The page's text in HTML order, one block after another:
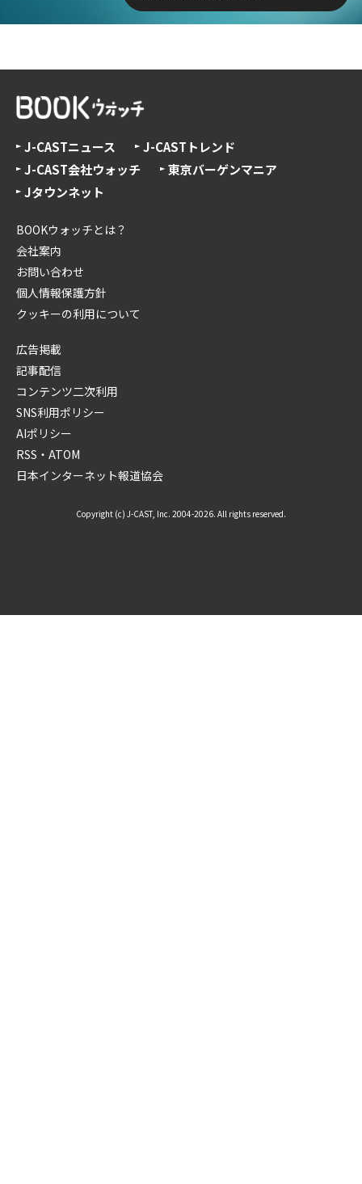
J-CASTニュース
J-CASTトレンド
J-CAST会社ウォッチ
東京バーゲンマニア
Jタウンネット
BOOKウォッチとは？
会社案内
お問い合わせ
個人情報保護方針
クッキーの利用について
広告掲載
記事配信
コンテンツ二次利用
SNS利用ポリシー
AIポリシー
RSS・ATOM
日本インターネット報道協会
Copyright (c) J-CAST, Inc. 2004-2026. All rights reserved.